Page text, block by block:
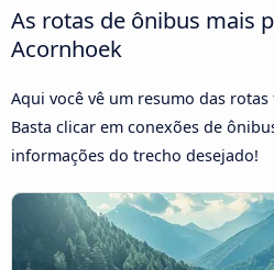
As rotas de ônibus mais
Acornhoek
Aqui você vê um resumo das
Basta clicar em conexões de
informações do trecho desejado!